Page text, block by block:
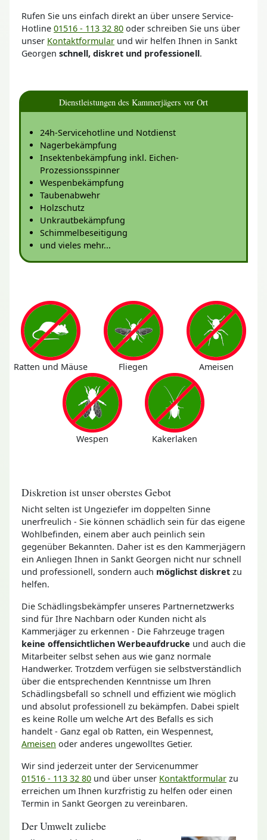
Rufen Sie uns einfach direkt an über unsere Service-
Hotline 01516 - 113 32 80 oder schreiben Sie uns über
unser Kontaktformular und wir helfen Ihnen in Sankt
Georgen schnell, diskret und professionell.
Dienstleistungen des Kammerjägers vor Ort
24h-Servicehotline und Notdienst
Nagerbekämpfung
Insektenbekämpfung inkl. Eichen-
Prozessionsspinner
Wespenbekämpfung
Taubenabwehr
Holzschutz
Unkrautbekämpfung
Schimmelbeseitigung
und vieles mehr...
Ratten und Mäuse Fliegen Ameisen
Wespen Kakerlaken
Diskretion ist unser oberstes Gebot
Nicht selten ist Ungeziefer im doppelten Sinne
unerfreulich - Sie können schädlich sein für das eigene
Wohlbefinden, einem aber auch peinlich sein
gegenüber Bekannten. Daher ist es den Kammerjägern
ein Anliegen Ihnen in Sankt Georgen nicht nur schnell
und professionell, sondern auch möglichst diskret zu
helfen.
Die Schädlingsbekämpfer unseres Partnernetzwerks
sind für Ihre Nachbarn oder Kunden nicht als
Kammerjäger zu erkennen - Die Fahrzeuge tragen
keine offensichtlichen Werbeaufdrucke und auch die
Mitarbeiter selbst sehen aus wie ganz normale
Handwerker. Trotzdem verfügen sie selbstverständlich
über die entsprechenden Kenntnisse um Ihren
Schädlingsbefall so schnell und effizient wie möglich
und absolut professionell zu bekämpfen. Dabei spielt
es keine Rolle um welche Art des Befalls es sich
handelt - Ganz egal ob Ratten, ein Wespennest,
Ameisen oder anderes ungewolltes Getier.
Wir sind jederzeit unter der Servicenummer
01516 - 113 32 80 und über unser Kontaktformular zu
erreichen um Ihnen kurzfristig zu helfen oder einen
Termin in Sankt Georgen zu vereinbaren.
Der Umwelt zuliebe